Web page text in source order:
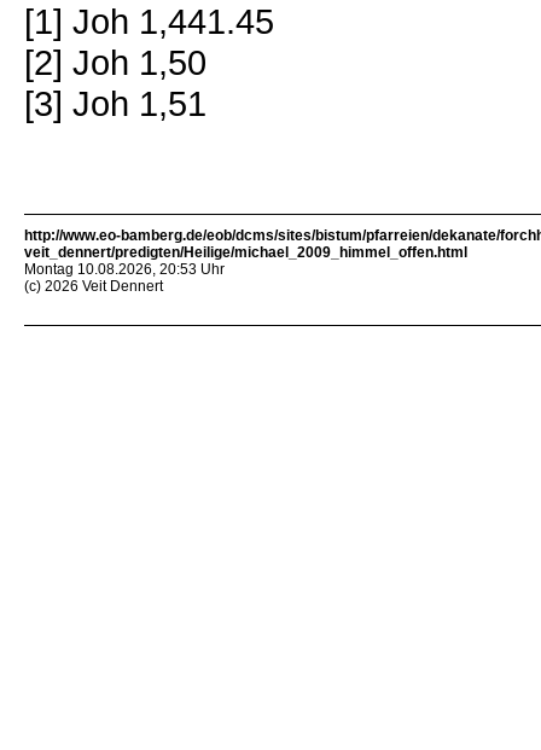
[1] Joh 1,441.45
[2] Joh 1,50
[3] Joh 1,51
http://www.eo-bamberg.de/eob/dcms/sites/bistum/pfarreien/dekanate/
veit_dennert/predigten/Heilige/michael_2009_himmel_offen.html
Montag 10.08.2026, 20:53 Uhr
(c) 2026 Veit Dennert